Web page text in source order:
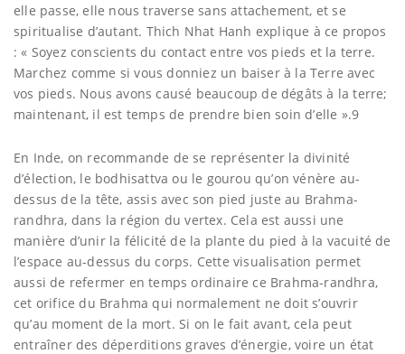
elle passe, elle nous traverse sans attachement, et se
spiritualise d’autant. Thich Nhat Hanh explique à ce propos
: « Soyez conscients du contact entre vos pieds et la terre.
Marchez comme si vous donniez un baiser à la Terre avec
vos pieds. Nous avons causé beaucoup de dégâts à la terre;
maintenant, il est temps de prendre bien soin d’elle ».9
En Inde, on recommande de se représenter la divinité
d’élection, le bodhisattva ou le gourou qu’on vénère au-
dessus de la tête, assis avec son pied juste au Brahma-
randhra, dans la région du vertex. Cela est aussi une
manière d’unir la félicité de la plante du pied à la vacuité de
l’espace au-dessus du corps. Cette visualisation permet
aussi de refermer en temps ordinaire ce Brahma-randhra,
cet orifice du Brahma qui normalement ne doit s’ouvrir
qu’au moment de la mort. Si on le fait avant, cela peut
entraîner des déperditions graves d’énergie, voire un état